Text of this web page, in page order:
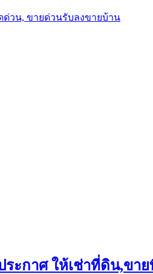
วน, ขายด่วนรับลงขายบ้าน
ระกาศ ให้เช่าที่ดิน,ข